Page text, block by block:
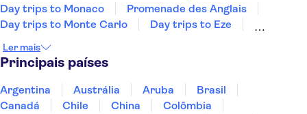
Day trips to Monaco
Promenade des Anglais
Day trips to Monte Carlo
Day trips to Eze
Day trips to Antibes
Museu do Louvre
Palácio de Versalhes
Disneyland® Paris
Ler mais
Principais países
Argentina Austrália Aruba
Brasil
Canadá
Chile China
Colômbia